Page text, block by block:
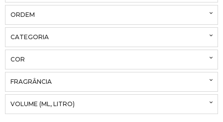
ORDEM
CATEGORIA
COR
FRAGRÂNCIA
VOLUME (ML, LITRO)